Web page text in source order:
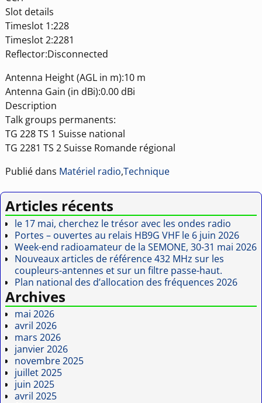
Slot details
Timeslot 1:228
Timeslot 2:2281
Reflector:Disconnected
Antenna Height (AGL in m):10 m
Antenna Gain (in dBi):0.00 dBi
Description
Talk groups permanents:
TG 228 TS 1 Suisse national
TG 2281 TS 2 Suisse Romande régional
Publié dans Matériel radio,Technique
Articles récents
le 17 mai, cherchez le trésor avec les ondes radio
Portes – ouvertes au relais HB9G VHF le 6 juin 2026
Week-end radioamateur de la SEMONE, 30-31 mai 2026
Nouveaux articles de référence 432 MHz sur les
coupleurs-antennes et sur un filtre passe-haut.
Plan national des d’allocation des fréquences 2026
Archives
mai 2026
avril 2026
mars 2026
janvier 2026
novembre 2025
juillet 2025
juin 2025
avril 2025